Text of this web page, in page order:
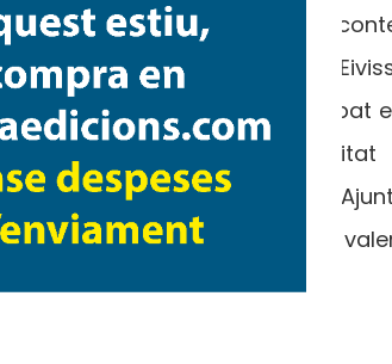
publicat el volum de
2005, atorgat pel Consell
Com a crític literari, ha participat
Caràcters (Universitat
i Espai del Llibre
de la companyia de teatre
musical i sonora.